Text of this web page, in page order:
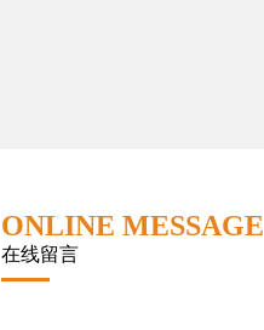
ONLINE MESSAGE
在线留言